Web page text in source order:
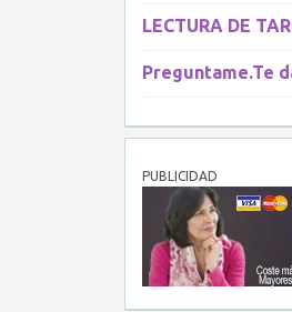
LECTURA DE
Preguntame.Te
PUBLICIDAD